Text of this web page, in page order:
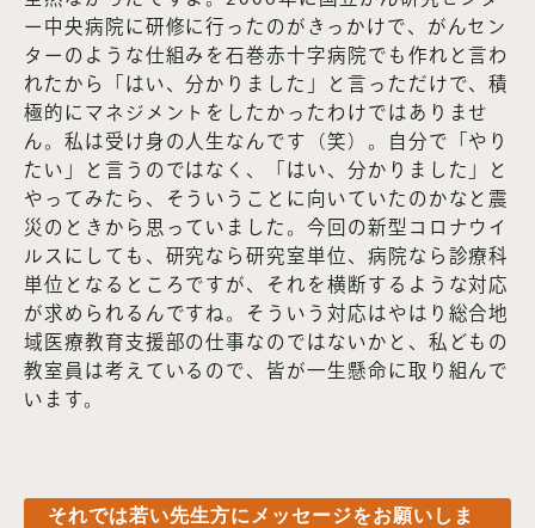
ー中央病院に研修に行ったのがきっかけで、がんセン
ターのような仕組みを石巻赤十字病院でも作れと言わ
れたから「はい、分かりました」と言っただけで、積
極的にマネジメントをしたかったわけではありませ
ん。私は受け身の人生なんです（笑）。自分で「やり
たい」と言うのではなく、「はい、分かりました」と
やってみたら、そういうことに向いていたのかなと震
災のときから思っていました。今回の新型コロナウイ
ルスにしても、研究なら研究室単位、病院なら診療科
単位となるところですが、それを横断するような対応
が求められるんですね。そういう対応はやはり総合地
域医療教育支援部の仕事なのではないかと、私どもの
教室員は考えているので、皆が一生懸命に取り組んで
います。
それでは若い先生方にメッセージをお願いしま